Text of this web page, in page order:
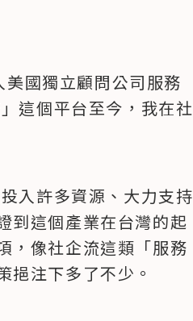
國獨立顧問公司服務
這個平台至今，我在社
入許多資源、大力支持
到這個產業在台灣的起
，像社企流這類「服務
挹注下多了不少。